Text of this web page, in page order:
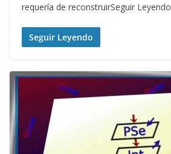
requería de reconstruirSeguir Leyendo
Seguir Leyendo